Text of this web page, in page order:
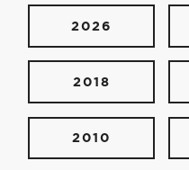
2026
2018
2010